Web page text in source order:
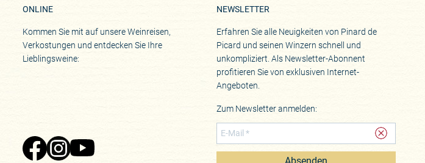
ONLINE
Kommen Sie mit auf unsere Weinreisen,
Verkostungen und entdecken Sie Ihre
Lieblingsweine:
NEWSLETTER
Erfahren Sie alle Neuigkeiten von Pinard de
Picard und seinen Winzern schnell und
unkompliziert. Als Newsletter-Abonnent
profitieren Sie von exklusiven Internet-
Angeboten.
Zum Newsletter anmelden: